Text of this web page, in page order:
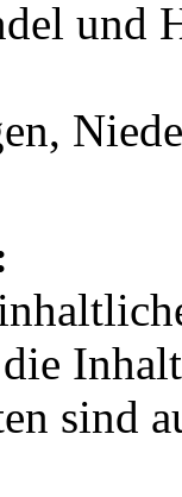
und
sind